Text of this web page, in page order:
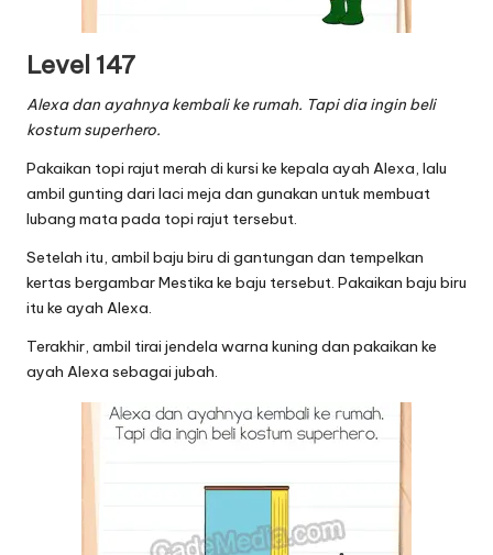
Level 147
Alexa dan ayahnya kembali ke rumah. Tapi dia ingin beli
kostum superhero.
Pakaikan topi rajut merah di kursi ke kepala ayah Alexa, lalu
ambil gunting dari laci meja dan gunakan untuk membuat
lubang mata pada topi rajut tersebut.
Setelah itu, ambil baju biru di gantungan dan tempelkan
kertas bergambar Mestika ke baju tersebut. Pakaikan baju biru
itu ke ayah Alexa.
Terakhir, ambil tirai jendela warna kuning dan pakaikan ke
ayah Alexa sebagai jubah.